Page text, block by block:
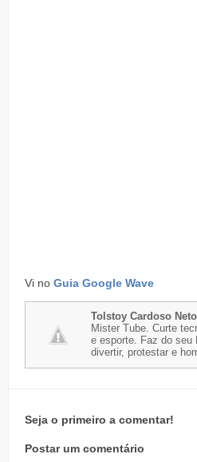
Vi no Guia Google Wave
Tolstoy Cardoso Neto
Mister Tube. Curte
e esporte. Faz do seu
divertir, protestar e
Seja o primeiro a comentar!
Postar um comentário